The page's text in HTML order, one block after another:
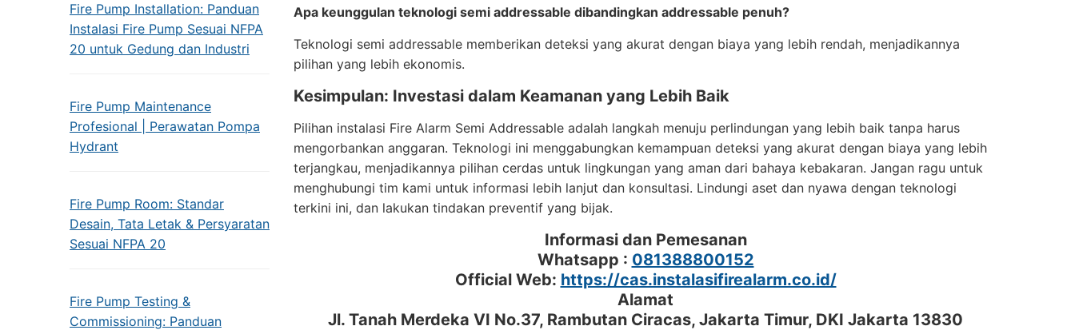
Fire Pump Installation: Panduan
Instalasi Fire Pump Sesuai NFPA
20 untuk Gedung dan Industri
Fire Pump Maintenance
Profesional | Perawatan Pompa
Hydrant
Fire Pump Room: Standar
Desain, Tata Letak & Persyaratan
Sesuai NFPA 20
Fire Pump Testing &
Commissioning: Panduan
Apa keunggulan teknologi semi addressable dibandingkan addressable penuh?
Teknologi semi addressable memberikan deteksi yang akurat dengan biaya yang lebih rendah, menjadikannya
pilihan yang lebih ekonomis.
Kesimpulan: Investasi dalam Keamanan yang Lebih Baik
Pilihan instalasi Fire Alarm Semi Addressable adalah langkah menuju perlindungan yang lebih baik tanpa harus
mengorbankan anggaran. Teknologi ini menggabungkan kemampuan deteksi yang akurat dengan biaya yang lebih
terjangkau, menjadikannya pilihan cerdas untuk lingkungan yang aman dari bahaya kebakaran. Jangan ragu untuk
menghubungi tim kami untuk informasi lebih lanjut dan konsultasi. Lindungi aset dan nyawa dengan teknologi
terkini ini, dan lakukan tindakan preventif yang bijak.
Informasi dan Pemesanan
Whatsapp : 081388800152
Official Web: https://cas.instalasifirealarm.co.id/
Alamat
Jl. Tanah Merdeka VI No.37, Rambutan Ciracas, Jakarta Timur, DKI Jakarta 13830